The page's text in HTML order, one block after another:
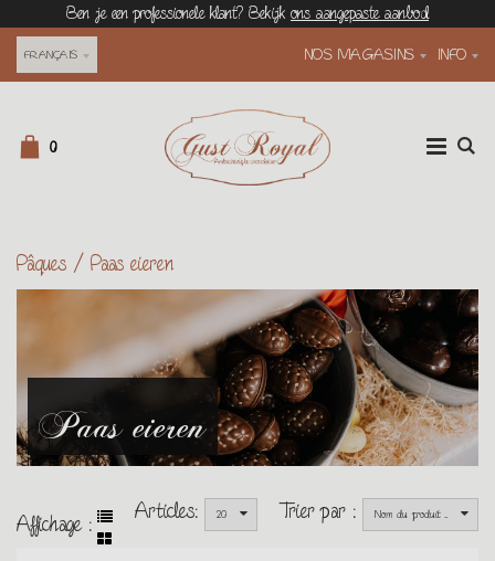
Ben je een professionele klant? Bekijk ons aangepaste aanbod
FRANÇAIS NOS MAGASINS INFO
0
Pâques / Paas eieren
Paas eieren
Trier par : Nom du produit ...
Articles: 20
Affichage :